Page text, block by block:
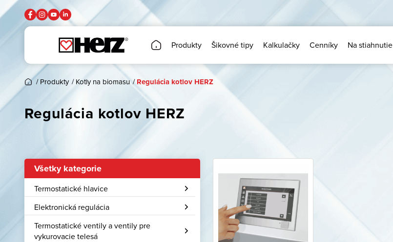
Všetky kategorie
Termostatické hlavice
Elektronická regulácia
Termostatické ventily a ventily pre
vykurovacie telesá
Produkty Šikovné tipy Kalkulačky Cenníky Na stiahnutie
/ Produkty / Kotly na biomasu / Regulácia kotlov HERZ
Regulácia kotlov HERZ